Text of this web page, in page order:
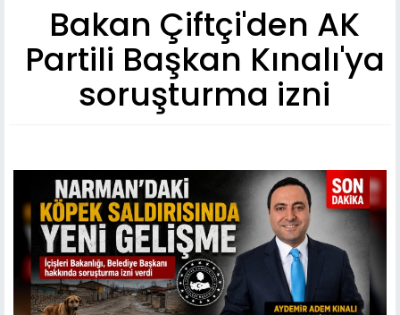
Bakan Çiftçi'den AK
Partili Başkan Kınalı'ya
soruşturma izni